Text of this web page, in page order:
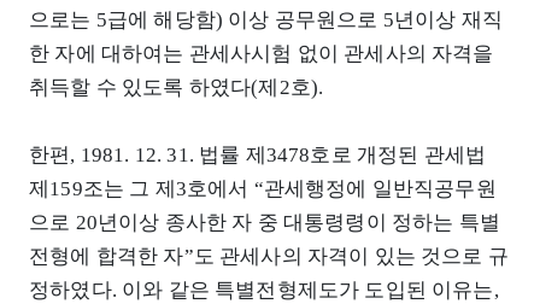
으로는 5급에 해당함) 이상 공무원으로 5년이상 재직
한 자에 대하여는 관세사시험 없이 관세사의 자격을
취득할 수 있도록 하였다(제2호).
한편, 1981. 12. 31. 법률 제3478호로 개정된 관세법
제159조는 그 제3호에서 “관세행정에 일반직공무원
으로 20년이상 종사한 자 중 대통령령이 정하는 특별
전형에 합격한 자”도 관세사의 자격이 있는 것으로 규
정하였다. 이와 같은 특별전형제도가 도입된 이유는,